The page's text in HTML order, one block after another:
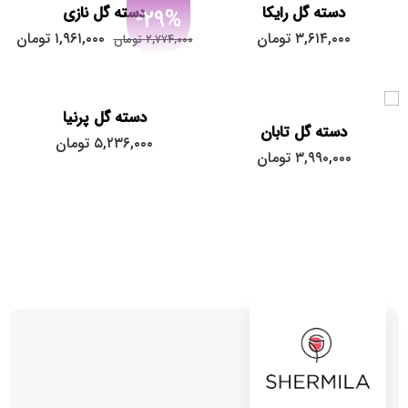
دسته گل رایکا
۳,۶۱۴,۰۰۰ تومان
-29%دسته گل نازی
۲,۷۷۴,۰۰۰ تومان ۱,۹۶۱,۰۰۰ تومان
دسته گل تابان
۳,۹۹۰,۰۰۰ تومان
دسته گل پرنیا
۵,۲۳۶,۰۰۰ تومان